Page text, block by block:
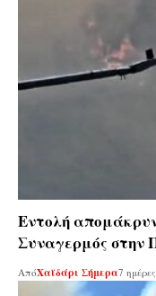
Εντολή
Συναγερμός στην
ΑπόΧαϊδάρι Σήμερα7